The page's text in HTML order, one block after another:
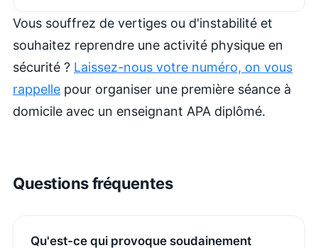
Vous souffrez de vertiges ou d'instabilité et
souhaitez reprendre une activité physique en
sécurité ? Laissez-nous votre numéro, on vous
rappelle pour organiser une première séance à
domicile avec un enseignant APA diplômé.
Questions fréquentes
Qu'est-ce qui provoque soudainement